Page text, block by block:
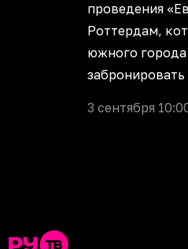
проведения
Роттердам,
южного
3 сентября